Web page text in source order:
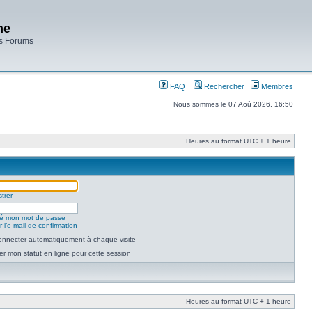
Forums
FAQ Rechercher Membres
Nous sommes le 07 Aoû 2026, 16:50
Heures au format UTC + 1 heure
mon mot de passe
l’e-mail de confirmation
automatiquement à chaque visite
mon statut en ligne pour cette session
Heures au format UTC + 1 heure